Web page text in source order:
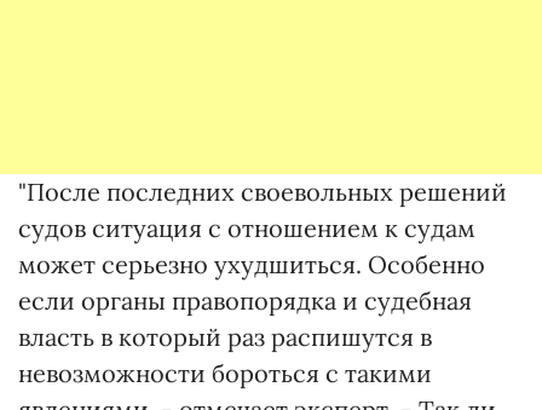
"После последних своевольных решений
судов ситуация с отношением к судам
может серьезно ухудшиться. Особенно
если органы правопорядка и судебная
власть в который раз распишутся в
невозможности бороться с такими